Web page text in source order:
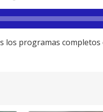
los programas